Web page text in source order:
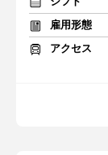
雇用形態
アクセス